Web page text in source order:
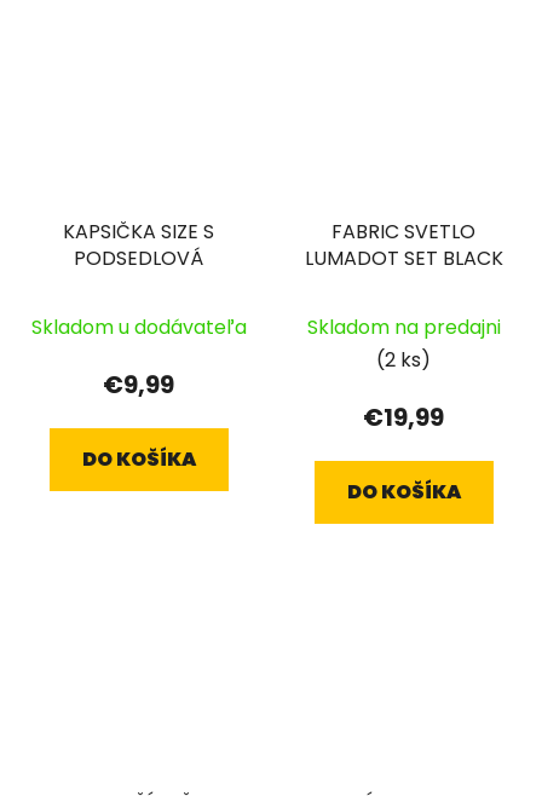
KAPSIČKA SIZE S
PODSEDLOVÁ
Skladom u dodávateľa
€9,99
DO KOŠÍKA
FABRIC SVETLO
LUMADOT SET BLACK
Skladom na predajni
(2 ks)
€19,99
DO KOŠÍKA